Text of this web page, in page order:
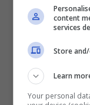
corpo.
d’occhio
salute del
A cosa
content
services
Store
Learn
Your personal